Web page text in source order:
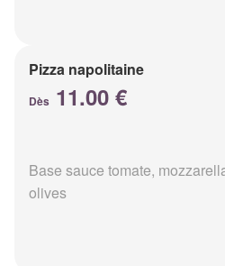
Pizza napolitaine
Dès 11.00 €
Base sauce tomate,
olives